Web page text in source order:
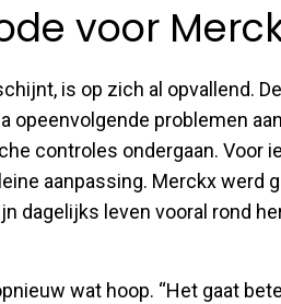
voor
is op zich al opvallend.
opeenvolgende problemen
controles ondergaan. Voor
aanpassing. Merckx werd
dagelijks leven vooral rond
wat hoop. “Het gaat